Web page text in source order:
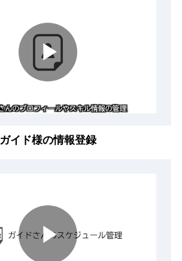
Play
Video
ガイド様の情報登録